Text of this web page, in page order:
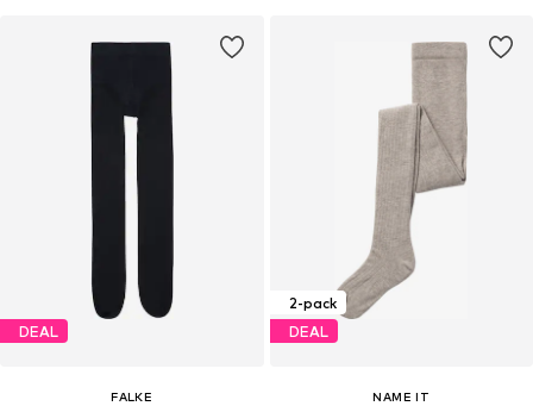
DEAL
FALKE
2-pack
DEAL
NAME IT